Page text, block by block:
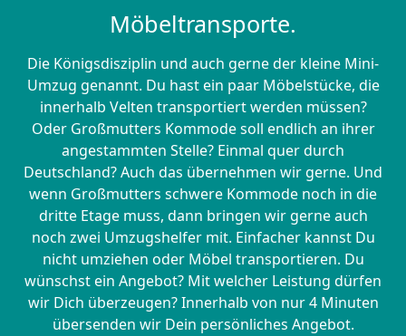
Möbeltransporte.
Die Königsdisziplin und auch gerne der kleine Mini-
Umzug genannt. Du hast ein paar Möbelstücke, die
innerhalb Velten transportiert werden müssen?
Oder Großmutters Kommode soll endlich an ihrer
angestammten Stelle? Einmal quer durch
Deutschland? Auch das übernehmen wir gerne. Und
wenn Großmutters schwere Kommode noch in die
dritte Etage muss, dann bringen wir gerne auch
noch zwei Umzugshelfer mit. Einfacher kannst Du
nicht umziehen oder Möbel transportieren. Du
wünschst ein Angebot? Mit welcher Leistung dürfen
wir Dich überzeugen? Innerhalb von nur 4 Minuten
übersenden wir Dein persönliches Angebot.